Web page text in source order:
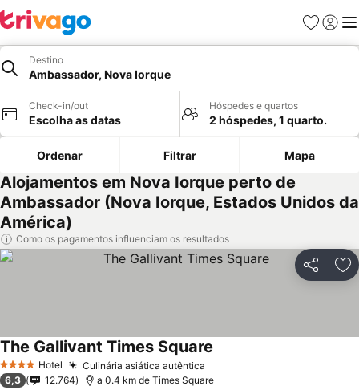
Favoritos
Iniciar
Destino
Ambassador, Nova Iorque
Check-in/out
Escolha as datas
Hóspedes e quartos
2 hóspedes, 1 quarto.
Ordenar Filtrar Mapa
Alojamentos em Nova Iorque perto de
Ambassador (Nova Iorque, Estados Unidos da
América)
Como os pagamentos influenciam os resultados
Partilhar
4 EstrelasHotel Culinária asiática autêntica
The Gallivant Times Square
6,3 12.764 a 0.4 km de Times Square